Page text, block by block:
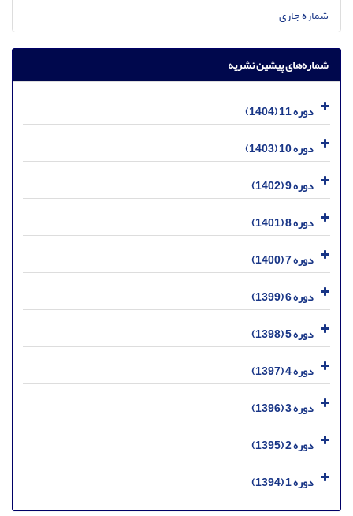
شماره جاری
شماره‌های پیشین نشریه
دوره 11 (1404)
دوره 10 (1403)
دوره 9 (1402)
دوره 8 (1401)
دوره 7 (1400)
دوره 6 (1399)
دوره 5 (1398)
دوره 4 (1397)
دوره 3 (1396)
دوره 2 (1395)
دوره 1 (1394)